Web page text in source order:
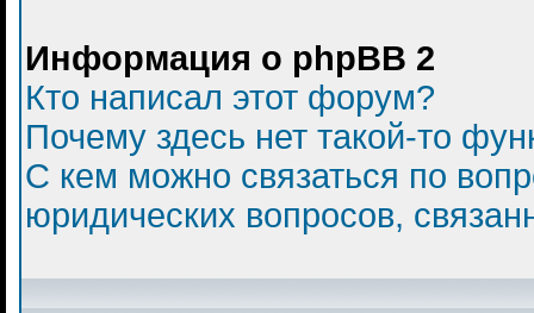
Информация о phpBB 2
Кто написал этот форум?
Почему здесь нет такой-то
С кем можно связаться по
юридических вопросов,